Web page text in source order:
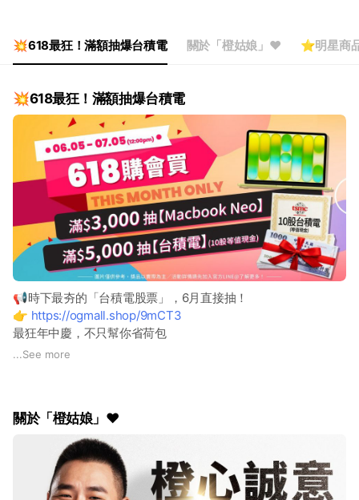
Sat Closed
官網客服：週一至週五9:30-17:00
💥618最狂！滿額抽爆台積電 關於「橙姑娘」❤️ ⭐明星商
💥618最狂！滿額抽爆台積電
📢時下最夯的「台積電股票」，6月直接抽！
👉 https://ogmall.shop/9mCT3
最狂年中慶，不只幫你省荷包
還幫你把下半年的健康底子打好！
#MacbookNeo × 1 名
#UC2 × 2 名
#益敏盾 × 2 名
#葉黃素 × 2 名
...See more
關於「橙姑娘」❤️